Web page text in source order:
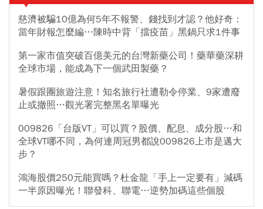
慈濟被騙10億為何5年不報警、錢找到才認？他好奇：
當年財報怎麼編…陳時中背「擋疫苗」黑鍋只求1件事
第一家市值突破百億美元的台灣新藥公司！藥華藥深耕
全球市場，能成為下一個武田製藥？
暑假跟團旅遊注意！知名旅行社遭勒令停業、9家遭廢
止或撤照…觀光署完整黑名單曝光
009826「台版VT」可以買？股價、配息、成分股…和
全球VT哪不同，為何連周冠男都說009826上市是邁大
步？
鴻海股價250元能買嗎？杜金龍「手上一定要有」減碼
一半原因曝光！聯發科、聯電…逆勢加碼這些個股